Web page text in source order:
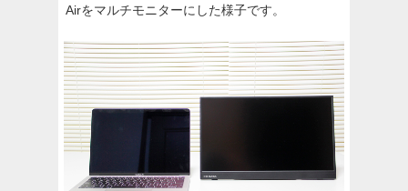
Airをマルチモニターにした様子です。